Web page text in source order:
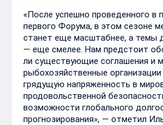
«После успешно проведенного в
первого Форума, в этом сезоне
станет еще масштабнее, а темы
— еще смелее. Нам предстоит
ли существующие соглашения и
рыбохозяйственные
грядущую напряженность в
продовольственной
возможности глобального
прогнозирования», — отметил